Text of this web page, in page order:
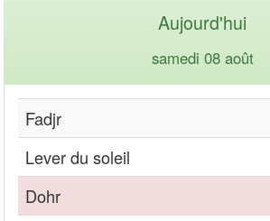
Aujourd'hui
samedi 08 août
Fadjr
Lever du soleil
Dohr